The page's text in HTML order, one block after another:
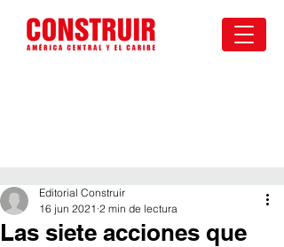
Las siete acciones que
Editorial Construir
16 jun 2021 2 min de lectura